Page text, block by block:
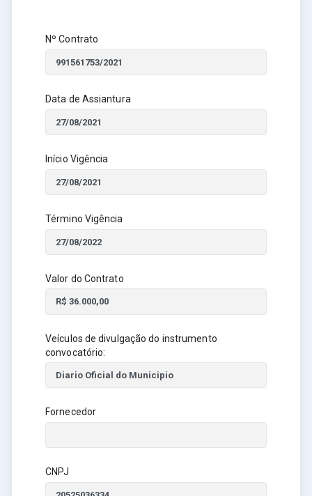
Nº Contrato
Data de Assiantura
Início Vigência
Término Vigência
Valor do Contrato
Veículos de divulgação do instrumento
convocatório:
Fornecedor
CNPJ